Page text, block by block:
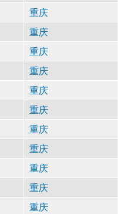
重庆
重庆
重庆
重庆
重庆
重庆
重庆
重庆
重庆
重庆
重庆